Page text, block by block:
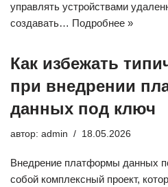
управлять устройствами
создавать… Подробнее »
Как избежать
при внедрении
данных под ключ
автор: admin 18.05.2026
Внедрение платформы данных
собой комплексный проект,